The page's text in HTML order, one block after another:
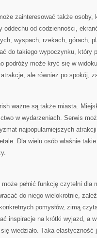
zainteresować także
oddechu od codzienności,
wyspach, rzekach, górach,
do takiego wypoczynku, który
podróży może kryć się w
ale również po spokój,
ważne są także miasta.
w wydarzeniach. Serwis
najpopularniejszych
Dla wielu osób właśnie
może pełnić funkcję czytelni dla
do niego wielokrotnie,
pomysłów, zimą
inspiracje na krótki wyjazd, a
się wiedziało. Taka